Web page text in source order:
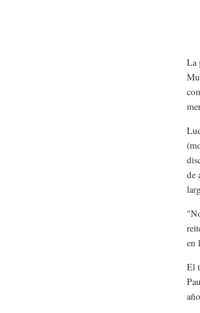
La
de
en
El